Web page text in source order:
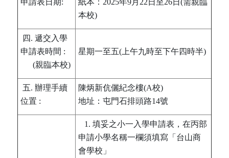
申請表日期:
紙本：2025年9月22日至26日(需親臨
本校)
四. 遞交入學
申請表時間 :
(親臨本校)
星期一至五(上午九時至下午四時半)
五. 辦理手續
位置 :
陳炳新伉儷紀念樓(A校)
地址：屯門石排頭路14號
1. 填妥之小一入學申請表，在丙部
申請小學名稱一欄須填寫「台山商
會學校」